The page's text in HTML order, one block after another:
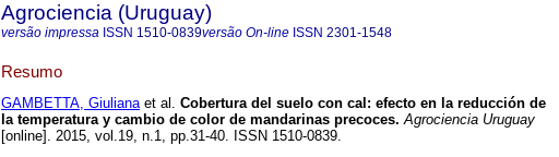
Agrociencia (Uruguay)
versão impressa ISSN 1510-0839versão On-line ISSN 2301-1548
Resumo
GAMBETTA, Giulianaet al. Cobertura del suelo con cal: efecto en la reducción de
la temperatura y cambio de color de mandarinas precoces. Agrociencia Uruguay
[online]. 2015, vol.19, n.1, pp.31-40. ISSN 1510-0839.